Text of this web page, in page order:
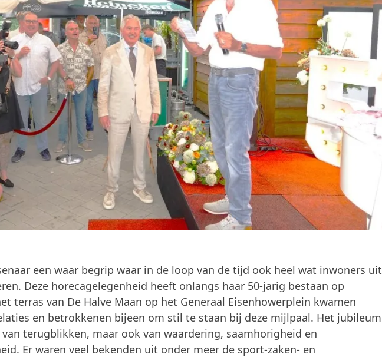
een waar begrip waar in de loop van de tijd ook heel wat inwoners uit
Deze horecagelegenheid heeft onlangs haar 50-jarig bestaan op
terras van De Halve Maan op het Generaal Eisenhowerplein kwamen
en betrokkenen bijeen om stil te staan bij deze mijlpaal. Het jubileum
terugblikken, maar ook van waardering, saamhorigheid en
Er waren veel bekenden uit onder meer de sport-zaken- en